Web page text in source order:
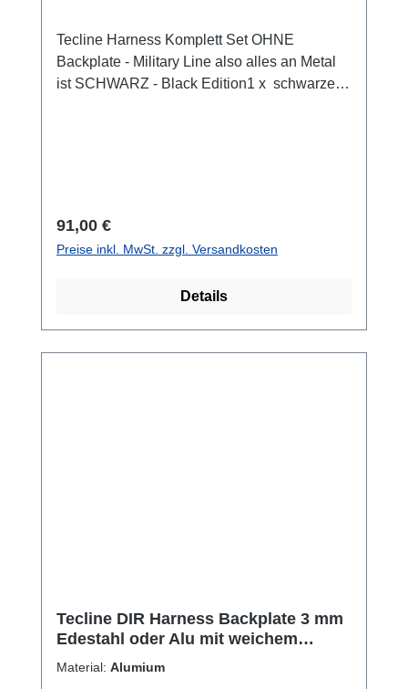
Tecline Harness Komplett Set OHNE
Backplate - Military Line also alles an Metal
ist SCHWARZ - Black Edition1 x schwarzes
schwarz6 x Harnessgummis
Regulärer Preis:
91,00 €
Preise inkl. MwSt. zzgl. Versandkosten
Details
Tecline DIR Harness Backplate 3 mm
Edestahl oder Alu mit weichem
Gurtband
Material: Alumium